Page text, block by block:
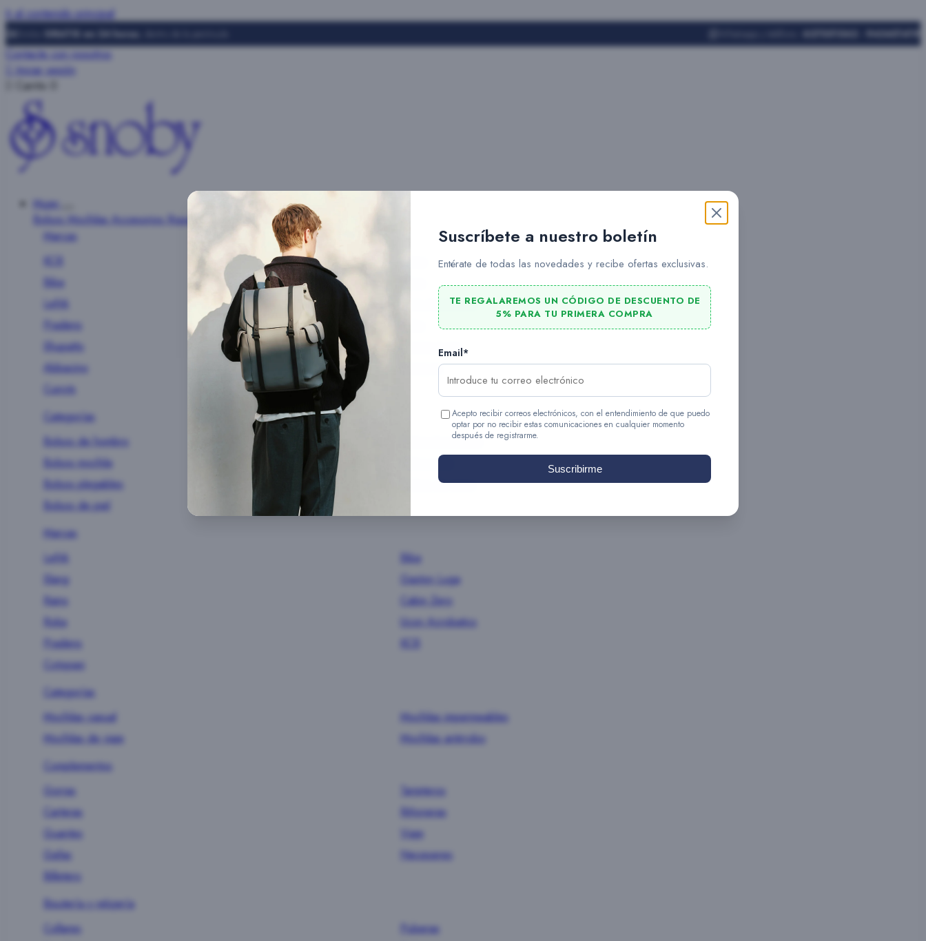
Ir al contenido principal
GRATIS en 24 horas
Iniciar sesión
Carrito
Mujer
Bolsos Mochilas Accesorios Ropa
Marcas
Biba
Lefrik
Ucon Acrobatics
Pradens
Shupatto
Gaston Luga
Abbacino
Cotopaxi
Cuirots
Categorías
Bolsos de hombro
Bolsos bandolera
Bolsos mochila
Bolsos tote
Bolsos plegables
Bolsos de mano
Bolsos de piel
Marcas
Lefrik
Biba
Slang
Gaston Luga
Rains
Cabin Zero
Roka
Ucon Acrobatics
Pradens
Cotopaxi
Categorías
Mochilas casual
Mochilas impermeables
Mochilas de viaje
Mochilas antirrobo
Complementos
Gorras
Tarjeteros
Carteras
Riñoneras
Guantes
Viaje
Gafas
Neceseres
Billetero
Bisutería y relojería
Collares
Pulseras
Suscríbete a nuestro boletín
Entérate de todas las novedades y recibe ofertas exclusivas.
TE REGALAREMOS UN CÓDIGO DE DESCUENTO DE
5% PARA TU PRIMERA COMPRA
Email*
Acepto recibir correos electrónicos, con el entendimiento de que puedo
optar por no recibir estas comunicaciones en cualquier momento
después de registrarme.
Suscribirme